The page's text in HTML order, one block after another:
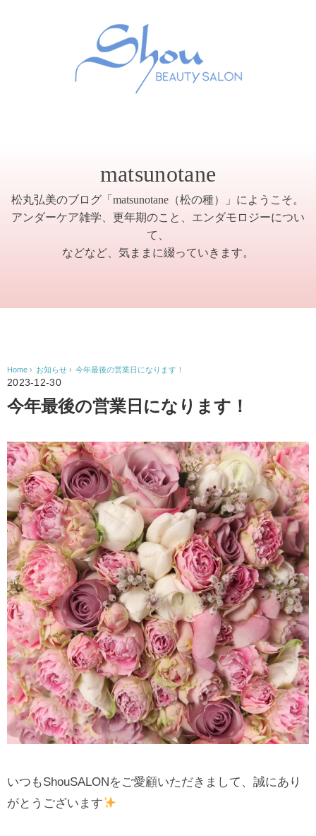
matsunotane
松丸弘美のブログ「matsunotane（松の種）」にようこそ。
アンダーケア雑学、更年期のこと、エンダモロジーについ
て、
などなど、気ままに綴っていきます。
Home › お知らせ › 今年最後の営業日になります！
2023-12-30
今年最後の営業日になります！
いつもShouSALONをご愛顧いただきまして、誠にあり
がとうございます